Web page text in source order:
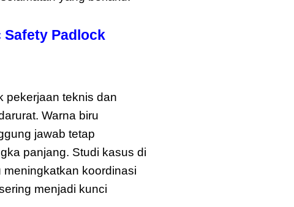
Padlock
pekerjaan teknis dan
Warna biru
jawab tetap
panjang. Studi kasus di
koordinasi
menjadi kunci